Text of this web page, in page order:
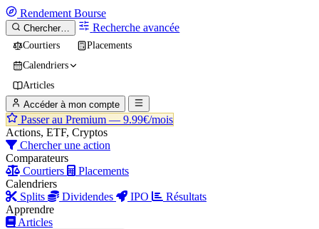
Rendement Bourse
Chercher… Recherche avancée
Courtiers
Placements
Calendriers
Articles
Accéder à mon compte
Passer au Premium — 9.99€/mois
Actions, ETF, Cryptos
Chercher une action
Comparateurs
Courtiers
Placements
Calendriers
Splits
Dividendes IPO
Résultats
Apprendre
Articles